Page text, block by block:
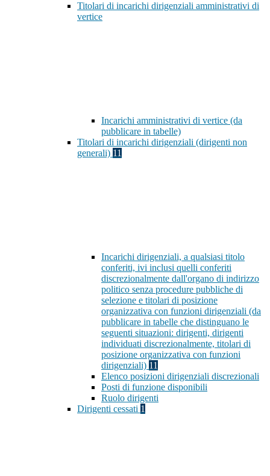
Titolari di incarichi dirigenziali amministrativi di
vertice
Incarichi amministrativi di vertice (da
pubblicare in tabelle)
Titolari di incarichi dirigenziali (dirigenti non
generali) 11
Incarichi dirigenziali, a qualsiasi titolo
conferiti, ivi inclusi quelli conferiti
discrezionalmente dall'organo di indirizzo
politico senza procedure pubbliche di
selezione e titolari di posizione
organizzativa con funzioni dirigenziali (da
pubblicare in tabelle che distinguano le
seguenti situazioni: dirigenti, dirigenti
individuati discrezionalmente, titolari di
posizione organizzativa con funzioni
dirigenziali) 11
Elenco posizioni dirigenziali discrezionali
Posti di funzione disponibili
Ruolo dirigenti
Dirigenti cessati 1